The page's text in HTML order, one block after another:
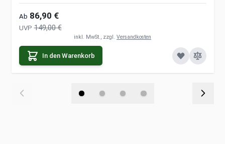
Ab 86,90 €
UVP 149,00 €
inkl. MwSt., zzgl. Versandkosten
In den Warenkorb